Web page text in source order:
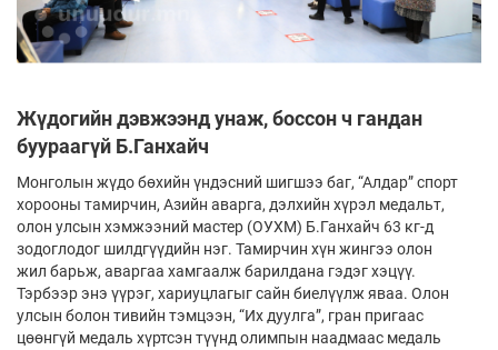
Жүдогийн дэвжээнд унаж, боссон ч гандан
буураагүй Б.Ганхайч
Монголын жүдо бөхийн үндэсний шигшээ баг, “Алдар” спорт
хорооны тамирчин, Азийн аварга, дэлхийн хүрэл медальт,
олон улсын хэмжээний мастер (ОУХМ) Б.Ганхайч 63 кг-д
зодоглодог шилдгүүдийн нэг. Тамирчин хүн жингээ олон
жил барьж, аваргаа хамгаалж барилдана гэдэг хэцүү.
Тэрбээр энэ үүрэг, хариуцлагыг сайн биелүүлж яваа. Олон
улсын болон тивийн тэмцээн, “Их дуулга”, гран пригаас
цөөнгүй медаль хүртсэн түүнд олимпын наадмаас медаль